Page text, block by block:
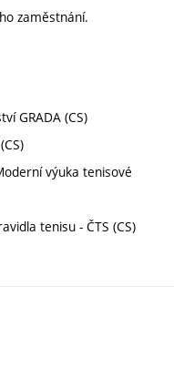
zaměstnání.
GRADA (CS)
výuka tenisové
tenisu - ČTS (CS)